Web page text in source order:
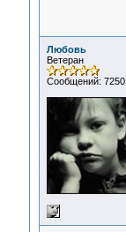
Любовь
Ветеран
Сообщений: 7250